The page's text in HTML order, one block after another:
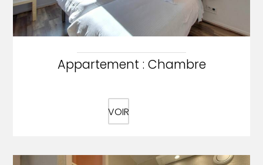
Appartement : Chambre
VOIR